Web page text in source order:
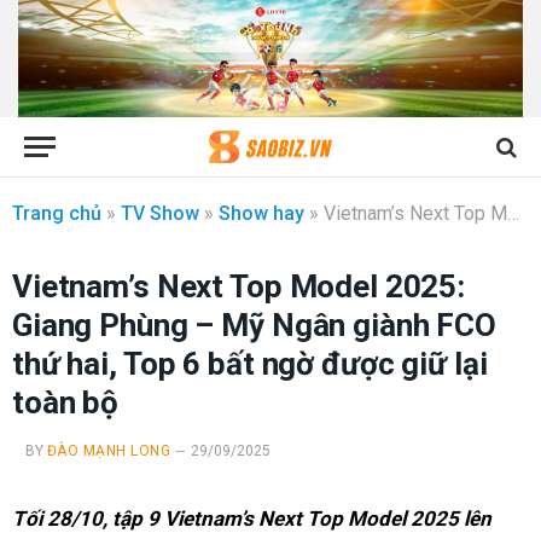
Trang chủ » TV Show » Show hay » Vietnam’s Next Top Model 2025: Giang Phùng – Mỹ Ngân giành FCO thứ hai, Top 6 bất ngờ được giữ lại toàn bộ
Vietnam’s Next Top Model 2025:
Giang Phùng – Mỹ Ngân giành FCO
thứ hai, Top 6 bất ngờ được giữ lại
toàn bộ
BY ĐÀO MẠNH LONG 29/09/2025
Tối 28/10, tập 9 Vietnam’s Next Top Model 2025 lên